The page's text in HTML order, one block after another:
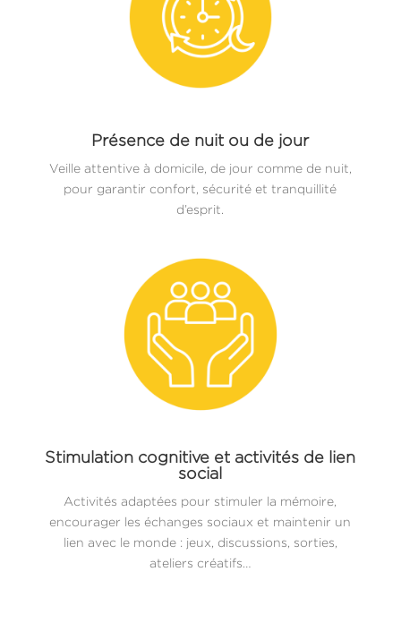
Présence de nuit ou de jour
Veille attentive à domicile, de jour comme de nuit,
pour garantir confort, sécurité et tranquillité
d’esprit.
Stimulation cognitive et activités de lien
social
Activités adaptées pour stimuler la mémoire,
encourager les échanges sociaux et maintenir un
lien avec le monde : jeux, discussions, sorties,
ateliers créatifs…